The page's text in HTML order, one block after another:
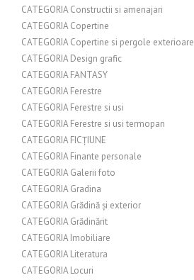
CATEGORIA Constructii si amenajari
CATEGORIA Copertine
CATEGORIA Copertine si pergole exterioare
CATEGORIA Design grafic
CATEGORIA FANTASY
CATEGORIA Ferestre
CATEGORIA Ferestre si usi
CATEGORIA Ferestre si usi termopan
CATEGORIA FICȚIUNE
CATEGORIA Finante personale
CATEGORIA Galerii foto
CATEGORIA Gradina
CATEGORIA Grădină și exterior
CATEGORIA Grădinărit
CATEGORIA Imobiliare
CATEGORIA Literatura
CATEGORIA Locuri